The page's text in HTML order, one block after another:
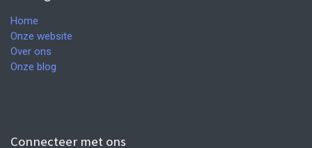
Home
Onze website
Over ons
Onze blog
Connecteer met ons